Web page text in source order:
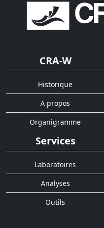
CRA-W
Historique
A propos
Organigramme
Services
Laboratoires
Analyses
Outils